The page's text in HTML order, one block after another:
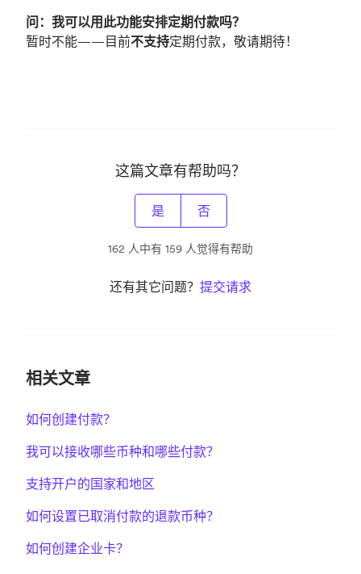
问： 我可以用此功能安排定期付款吗？
暂时不能——目前不支持定期付款，敬请期待！
这篇文章有帮助吗？
是 否
162 人中有 159 人觉得有帮助
还有其它问题？ 提交请求
相关文章
如何创建付款？
我可以接收哪些币种和哪些付款？
支持开户的国家和地区
如何设置已取消付款的退款币种？
如何创建企业卡？